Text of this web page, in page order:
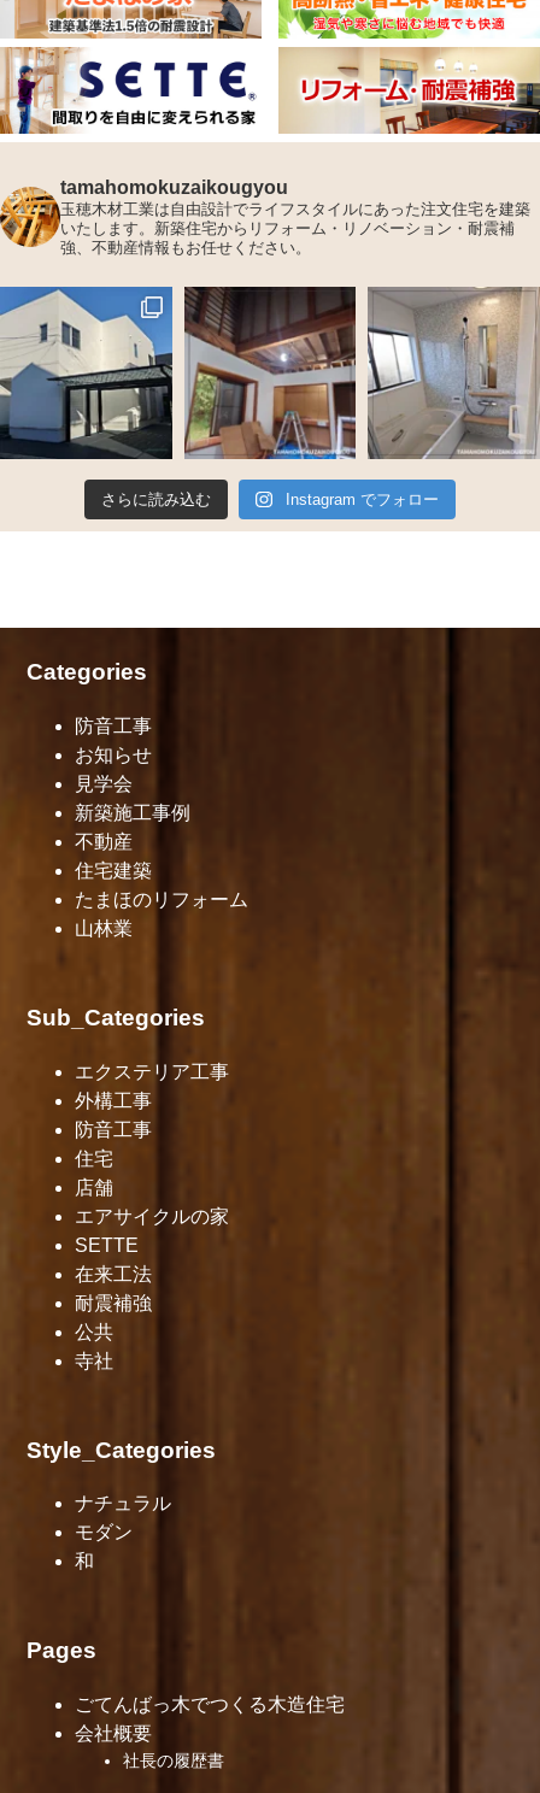
ゲ
ー
シ
ョ
ン
tamahomokuzaikougyou
玉穂木材工業は自由設計でライフスタイルにあった注文住宅を建築
いたします。新築住宅からリフォーム・リノベーション・耐震補
強、不動産情報もお任せください。
さらに読み込む Instagram でフォロー
Categories
防音工事
お知らせ
見学会
新築施工事例
不動産
住宅建築
たまほのリフォーム
山林業
Sub_Categories
エクステリア工事
外構工事
防音工事
住宅
店舗
エアサイクルの家
SETTE
在来工法
耐震補強
公共
寺社
Style_Categories
ナチュラル
モダン
和
Pages
ごてんばっ木でつくる木造住宅
会社概要
社長の履歴書